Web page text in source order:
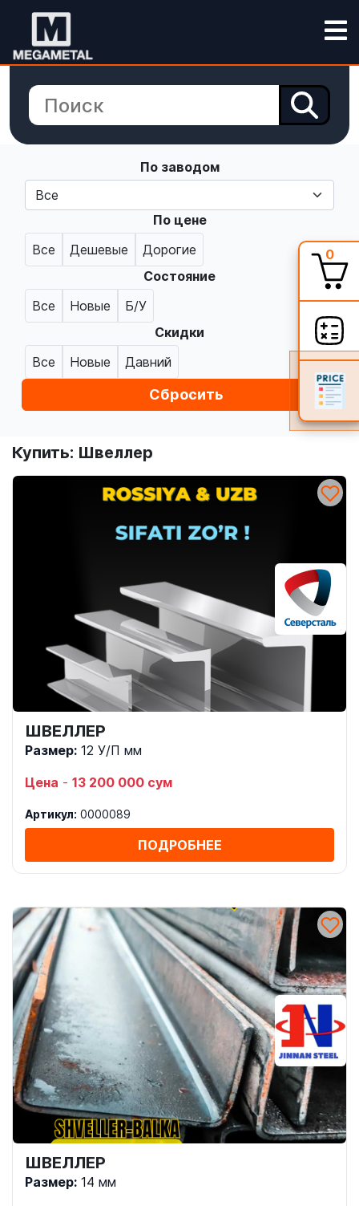
По заводом
По цене
Все
Дешевые
Дорогие
Состояние
Все
Новые
Б/У
Скидки
Все
Новые Давний
Сбросить
Купить: Швеллер
ШВЕЛЛЕР
Размер: 12 У/П мм
Цена - 13 200 000 сум
Артикул: 0000089
ПОДРОБНЕЕ
ШВЕЛЛЕР
Размер: 14 мм
0